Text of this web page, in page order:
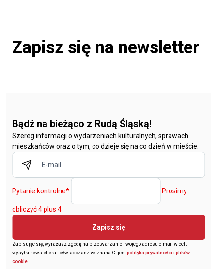
Zapisz się na newsletter
Bądź na bieżąco z Rudą Śląską!
Szereg informacji o wydarzeniach kulturalnych, sprawach
mieszkańców oraz o tym, co dzieje się na co dzień w mieście.
Pytanie kontrolne* Prosimy
obliczyć 4 plus 4.
Zapisz się
Zapisując się, wyrażasz zgodę na przetwarzanie Twojego adresu e-mail w celu
wysyłki newslettera i oświadczasz że znana Ci jestpolityka prywatności i plików
cookie.